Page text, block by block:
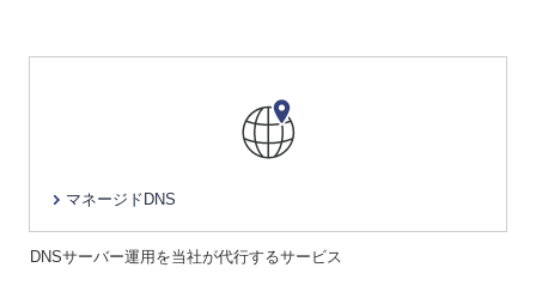
マネージドDNS
DNSサーバー運用を当社が代行するサービス